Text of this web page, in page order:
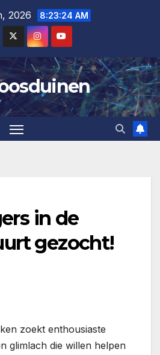
2026 8:23:24 AM
in de
gezocht!
zoekt enthousiaste
glimlach die willen helpen